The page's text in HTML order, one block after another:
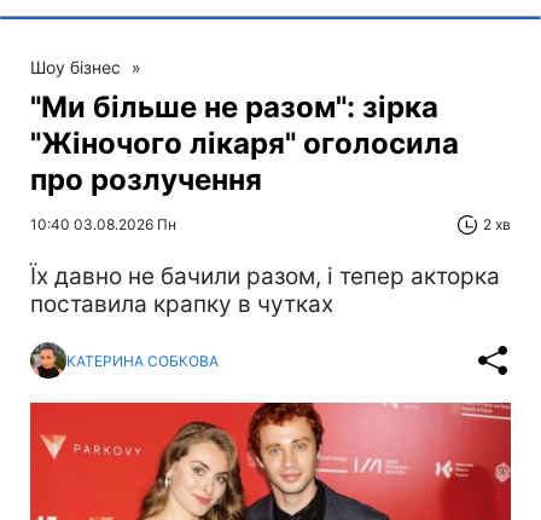
Шоу бізнес »
"Ми більше не разом": зірка
"Жіночого лікаря" оголосила
про розлучення
10:40 03.08.2026 Пн 2 хв
Їх давно не бачили разом, і тепер акторка
поставила крапку в чутках
КАТЕРИНА СОБКОВА